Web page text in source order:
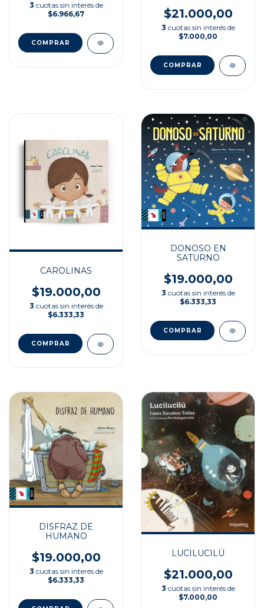
3 cuotas sin interés de
$6.966,67
$21.000,00
3 cuotas sin interés de
$7.000,00
CAROLINAS
$19.000,00
3 cuotas sin interés de
$6.333,33
DONOSO EN
SATURNO
$19.000,00
3 cuotas sin interés de
$6.333,33
DISFRAZ DE
HUMANO
$19.000,00
3 cuotas sin interés de
$6.333,33
LUCILUCILÚ
$21.000,00
3 cuotas sin interés de
$7.000,00